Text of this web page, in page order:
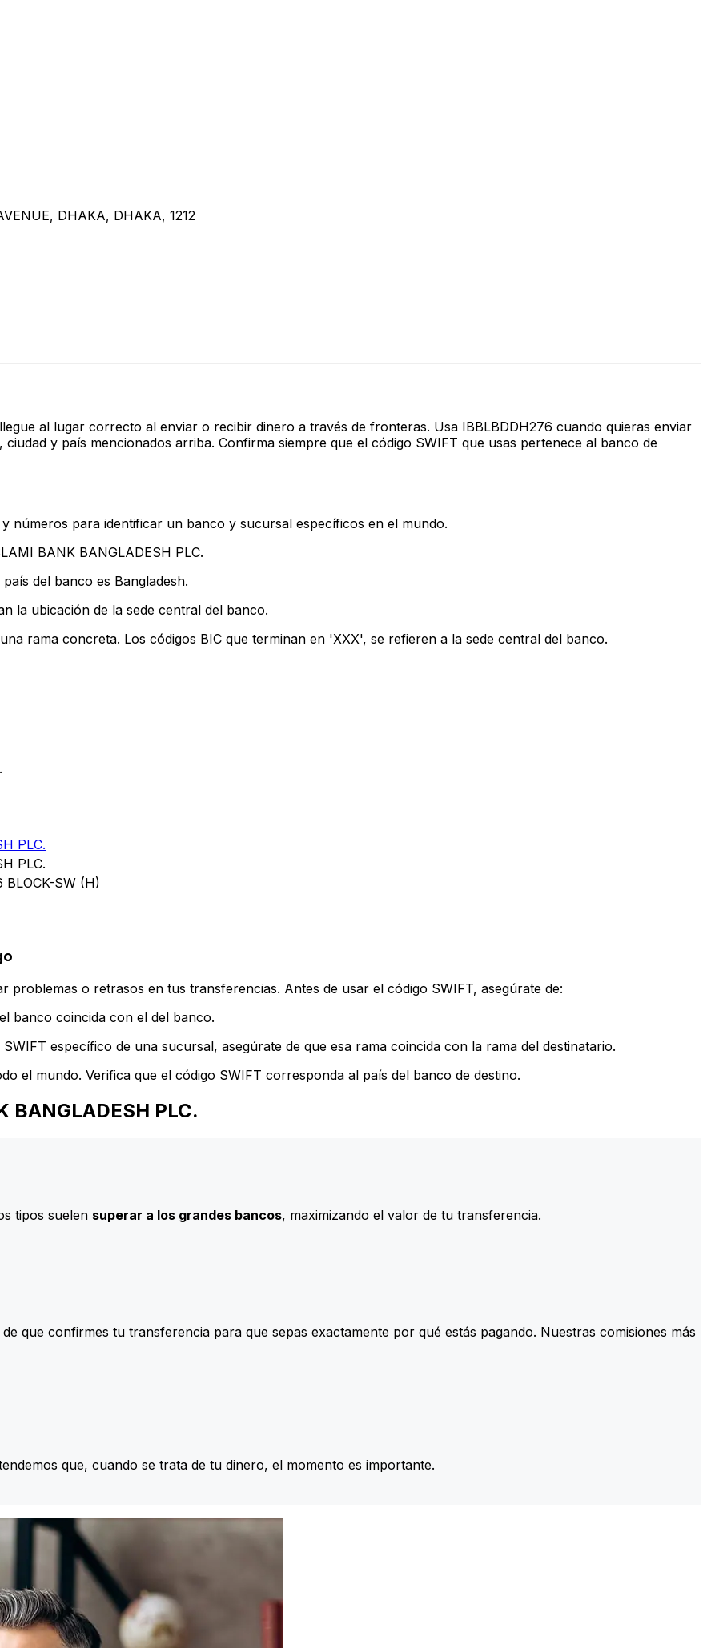
DHAKA, DHAKA, 1212
al lugar correcto al enviar o recibir dinero a través de fronteras. Usa IBBLBDDH276 cuando quieras enviar
y país mencionados arriba. Confirma siempre que el código SWIFT que usas pertenece al banco de
números para identificar un banco y sucursal específicos en el mundo.
BANK BANGLADESH PLC.
del banco es Bangladesh.
la ubicación de la sede central del banco.
rama concreta. Los códigos BIC que terminan en 'XXX', se refieren a la sede central del banco.
PLC.
PLC.
BLOCK-SW (H)
o retrasos en tus transferencias. Antes de usar el código SWIFT, asegúrate de:
banco coincida con el del banco.
específico de una sucursal, asegúrate de que esa rama coincida con la rama del destinatario.
el mundo. Verifica que el código SWIFT corresponda al país del banco de destino.
BANGLADESH PLC.
tipos suelen superar a los grandes bancos, maximizando el valor de tu transferencia.
de que confirmes tu transferencia para que sepas exactamente por qué estás pagando. Nuestras comisiones más
que, cuando se trata de tu dinero, el momento es importante.